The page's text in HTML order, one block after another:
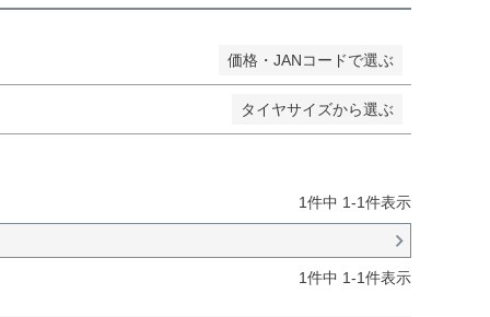
価格・JANコードで選ぶ
タイヤサイズから選ぶ
1件中 1-1件表示
1件中 1-1件表示